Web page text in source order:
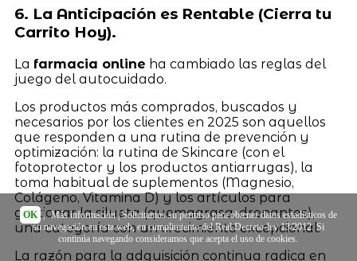
6. La Anticipación es Rentable (Cierra tu
Carrito Hoy).
La farmacia online ha cambiado las reglas del
juego del autocuidado.
Los productos más comprados, buscados y
necesarios por los clientes en 2025 son aquellos
que responden a una rutina de prevención y
optimización: la rutina de Skincare (con el
fotoprotector y los productos antiarrugas), la
toma habitual de suplementos (Magnesio,
Colágeno, Vitamina D) y los artículos para
gestionar la silueta (quemagrasa, drenantes),
una categoría con un crecimiento excepcional.
La razón para la adquisición continua radica en
OK | Más información| Solicitamos su permiso para obtener datos estadísticos de
su navegación en esta web, en cumplimiento del Real Decreto-ley 13/2012. Si
continúa navegando consideramos que acepta el uso de cookies.